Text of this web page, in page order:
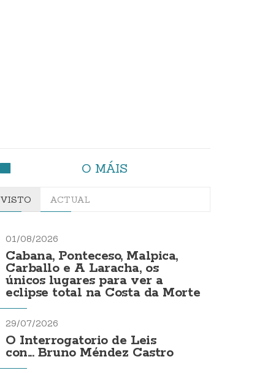
O MÁIS
VISTO ACTUAL
01/08/2026
Cabana, Ponteceso, Malpica,
Carballo e A Laracha, os
únicos lugares para ver a
eclipse total na Costa da Morte
29/07/2026
O Interrogatorio de Leis
con... Bruno Méndez Castro